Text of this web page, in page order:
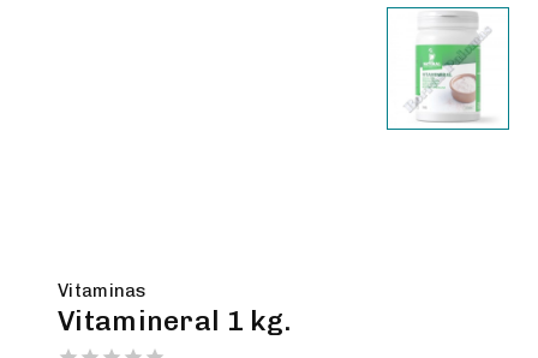
Vitaminas
Vitamineral 1 kg.